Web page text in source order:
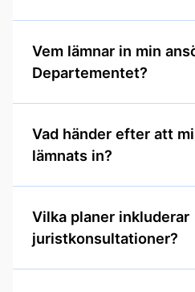
Vem lämnar in min
Departementet?
Vad händer efter att
lämnats in?
Vilka planer inkluderar
juristkonsultationer?